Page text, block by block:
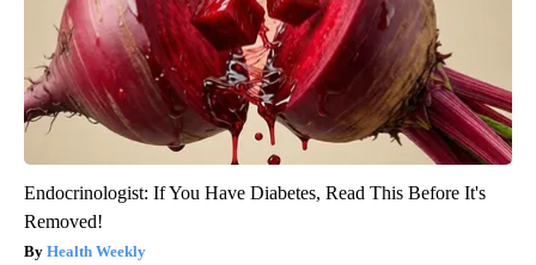
Endocrinologist: If You Have Diabetes, Read This Before It's
Removed!
Health Weekly